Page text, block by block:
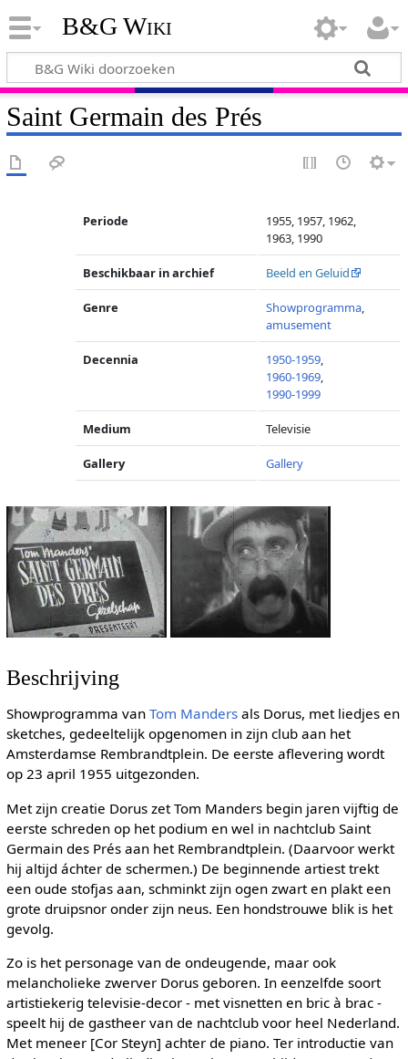
B&G Wiki
Saint Germain des Prés
Periode
1955, 1957, 1962,
1963, 1990
Beschikbaar in archief Beeld en Geluid
Genre Showprogramma,
amusement
Decennia 1950-1959,
1960-1969,
1990-1999
Medium Televisie
Gallery Gallery
Beschrijving
Showprogramma van Tom Mandersals Dorus, met liedjes en
sketches, gedeeltelijk opgenomen in zijn club aan het
Amsterdamse Rembrandtplein. De eerste aflevering wordt
op 23 april 1955 uitgezonden.
Met zijn creatie Dorus zet Tom Manders begin jaren vijftig de
eerste schreden op het podium en wel in nachtclub Saint
Germain des Prés aan het Rembrandtplein. (Daarvoor werkt
hij altijd áchter de schermen.) De beginnende artiest trekt
een oude stofjas aan, schminkt zijn ogen zwart en plakt een
grote druipsnor onder zijn neus. Een hondstrouwe blik is het
gevolg.
Zo is het personage van de ondeugende, maar ook
melancholieke zwerver Dorus geboren. In eenzelfde soort
artistiekerig televisie-decor - met visnetten en bric à brac -
speelt hij de gastheer van de nachtclub voor heel Nederland.
Met meneer [Cor Steyn] achter de piano. Ter introductie van